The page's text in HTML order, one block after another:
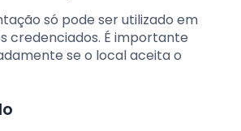
só pode ser utilizado em
credenciados. É importante
se o local aceita o